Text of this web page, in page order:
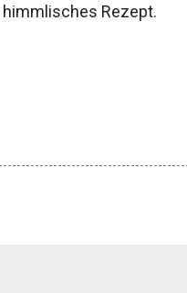
Rezept.